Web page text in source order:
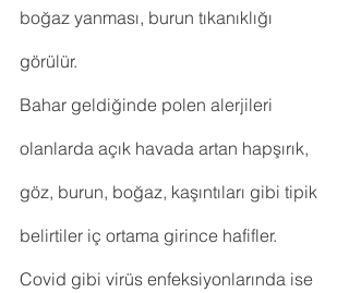
boğaz yanması, burun tıkanıklığı
görülür.
Bahar geldiğinde polen alerjileri
olanlarda açık havada artan hapşırık,
göz, burun, boğaz, kaşıntıları gibi tipik
belirtiler iç ortama girince hafifler.
Covid gibi virüs enfeksiyonlarında ise